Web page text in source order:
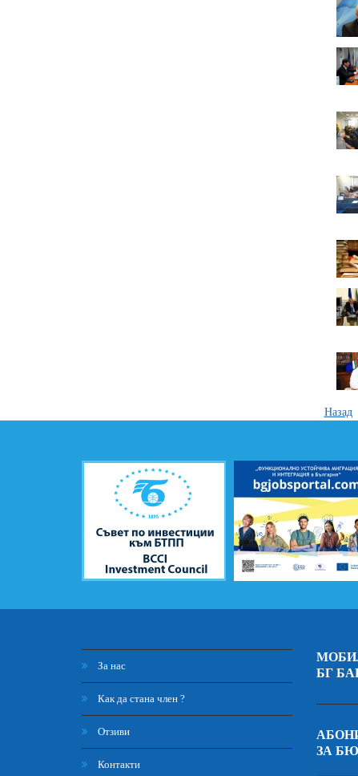
Назад
За нас
Как да стана член ?
Отзиви
Контакти
БГ
ЗА